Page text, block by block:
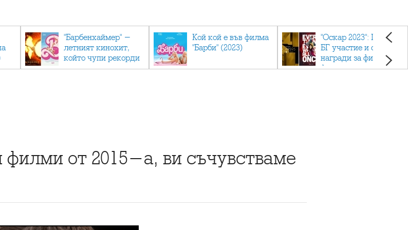
"Барбенхаймер" -
летният кинохит,
който чупи рекорди
Кой кой е във филма
"Барби" (2023)
"Оскар 2023": Приз с
БГ участие и седем
награди за филма
фаворит
филми от 2015-а, ви съчувстваме